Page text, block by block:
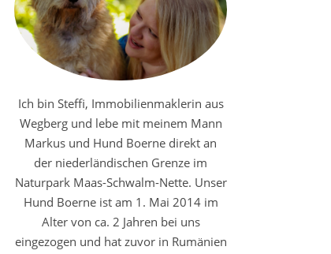
Ich bin Steffi, Immobilienmaklerin aus
Wegberg und lebe mit meinem Mann
Markus und Hund Boerne direkt an
der niederländischen Grenze im
Naturpark Maas-Schwalm-Nette. Unser
Hund Boerne ist am 1. Mai 2014 im
Alter von ca. 2 Jahren bei uns
eingezogen und hat zuvor in Rumänien